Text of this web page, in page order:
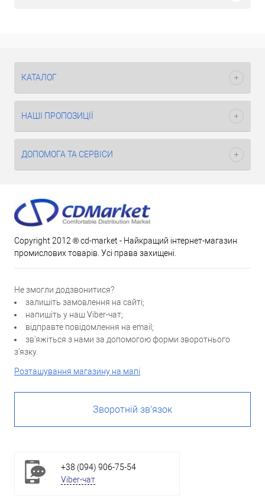
КАТАЛОГ
НАШІ ПРОПОЗИЦІЇ
ДОПОМОГА ТА СЕРВІСИ
Copyright 2012 ® cd-market - Найкращий інтернет-магазин
промислових товарів. Усі права захищені.
Не змогли додзвонитися?
залишіть замовлення на сайті;
напишіть у наш Viber-чат;
відправте повідомлення на email;
зв'яжіться з нами за допомогою форми зворотнього
з'язку.
Розташування магазину на мапі
Зворотній зв'язок
+38 (094) 906-75-54
Viber-чат